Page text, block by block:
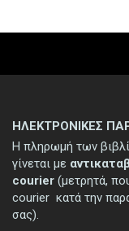
ΗΛΕΚΤΡΟΝΙΚΕΣ
Η πληρωμή των
γίνεται με
courier (μετρητά,
courier κατά την
σας).